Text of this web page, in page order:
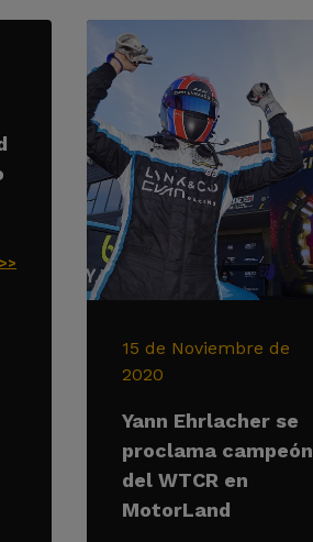
15 de Noviembre de
2020
Yann Ehrlacher se
proclama campeón
del WTCR en
MotorLand